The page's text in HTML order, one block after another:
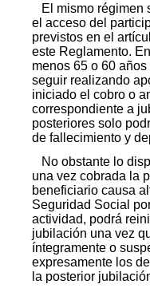
El mismo régimen
el acceso del
previstos en el
este Reglamento.
menos 65 o 60
seguir realizando
iniciado el cobro o
correspondiente a
posteriores solo
de fallecimiento y
No obstante lo
una vez cobrada la
beneficiario causa
Seguridad Social
actividad, podrá
jubilación una vez
íntegramente o
expresamente los
la posterior